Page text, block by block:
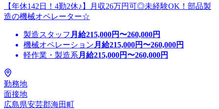
【年休142日！4勤2休♪】月収26万円可◎未経験OK！部品製
造の機械オペレーター☆
製造スタッフ 月給215,000円〜260,000円
機械オペレーション 月給215,000円〜260,000円
軽作業・製造系 月給215,000円〜260,000円
勤務地
面接地
広島県安芸郡海田町